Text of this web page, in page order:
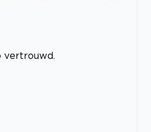
vertrouwd.